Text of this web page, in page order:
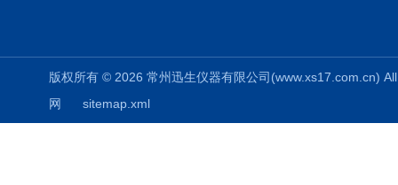
版权所有 © 2026 常州迅生仪器有限公司
网
sitemap.xml